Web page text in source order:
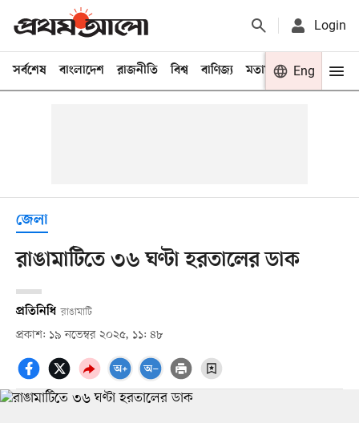
Login
সর্বশেষ বাংলাদেশ রাজনীতি বিশ্ব বাণিজ্য মতামত খেলা
Eng
জেলা
রাঙামাটিতে ৩৬ ঘণ্টা হরতালের ডাক
প্রতিনিধি রাঙামাটি
প্রকাশ: ১৯ নভেম্বর ২০২৫, ১১: ৪৮